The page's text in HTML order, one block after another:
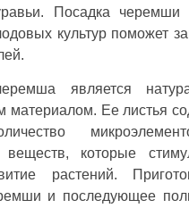
Посадка черемши
культур поможет
является
материалом. Ее листья
веществ, которые
растений.
и последующее